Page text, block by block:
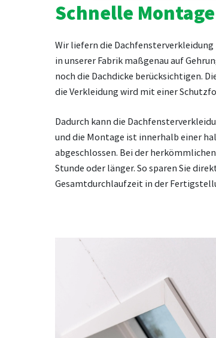
Schnelle Montage
Wir liefern die
in unserer Fabrik maßgenau auf
noch die Dachdicke berücksichtigen.
die Verkleidung wird mit einer
Dadurch kann die
und die Montage ist innerhalb einer
abgeschlossen. Bei der
Stunde oder länger. So sparen Sie
Gesamtdurchlaufzeit in der